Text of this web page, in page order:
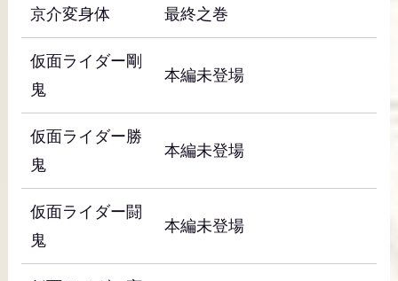
京介変身体 最終之巻
仮面ライダー剛
鬼
本編未登場
仮面ライダー勝
鬼
本編未登場
仮面ライダー闘
鬼
本編未登場